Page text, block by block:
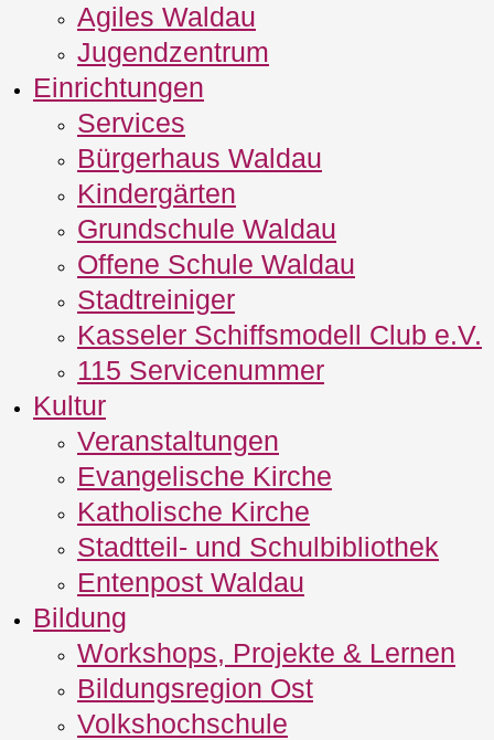
Agiles Waldau
Jugendzentrum
Einrichtungen
Services
Bürgerhaus Waldau
Kindergärten
Grundschule Waldau
Offene Schule Waldau
Stadtreiniger
Kasseler Schiffsmodell Club e.V.
115 Servicenummer
Kultur
Veranstaltungen
Evangelische Kirche
Katholische Kirche
Stadtteil- und Schulbibliothek
Entenpost Waldau
Bildung
Workshops, Projekte & Lernen
Bildungsregion Ost
Volkshochschule